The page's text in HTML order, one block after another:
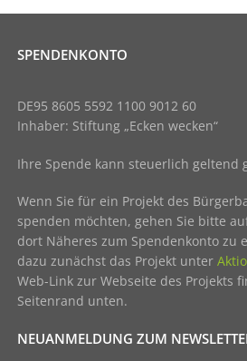
SPENDENKONTO
DE95 8605 5592 1100 9012 60
Inhaber: Stiftung „Ecken wecken“
Ihre Spende kann steuerlich geltend
Wenn Sie für ein Projekt des
spenden möchten, gehen Sie bitte
dort Näheres zum Spendenkonto zu
dazu zunächst das Projekt unter
Web-Link zur Webseite des Projekts
Seitenrand unten.
NEUANMELDUNG ZUM